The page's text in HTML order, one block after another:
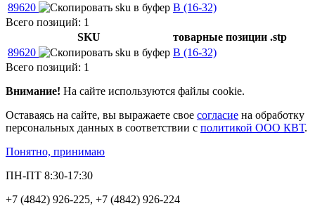
89620
В (16-32)
Всего позиций: 1
SKU
товарные позиции .stp
89620
В (16-32)
Всего позиций: 1
Внимание! На сайте используются файлы cookie.
Оставаясь на сайте, вы выражаете свое согласие на обработку
персональных данных в соответствии с политикой ООО КВТ.
Понятно, принимаю
ПН-ПТ 8:30-17:30
+7 (4842) 926-225, +7 (4842) 926-224